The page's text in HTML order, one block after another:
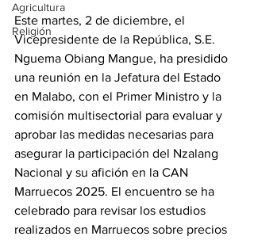
Agricultura
Religión
Este martes, 2 de diciembre, el
Vicepresidente de la República, S.E.
Nguema Obiang Mangue, ha presidido
una reunión en la Jefatura del Estado
en Malabo, con el Primer Ministro y la
comisión multisectorial para evaluar y
aprobar las medidas necesarias para
asegurar la participación del Nzalang
Nacional y su afición en la CAN
Marruecos 2025. El encuentro se ha
celebrado para revisar los estudios
realizados en Marruecos sobre precios